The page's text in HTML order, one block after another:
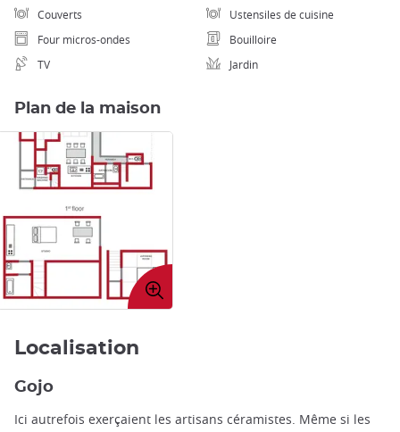
Couverts
Ustensiles de cuisine
Four micros-ondes
Bouilloire
TV
Jardin
Plan de la maison
Agrandir
l'image
Localisation
Gojo
Ici autrefois exerçaient les artisans céramistes. Même si les